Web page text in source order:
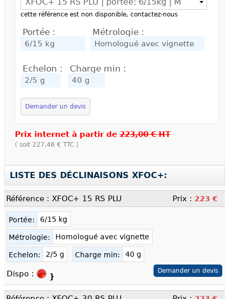
cette référence est non disponible, contactez-nous
Portée : Métrologie :
Echelon : Charge min :
Demander un devis
Prix internet à partir de 223,00 € HT
( soit 227,46 € TTC )
LISTE DES DÉCLINAISONS XFOC+:
Référence : XFOC+ 15 RS PLU Prix : 223 €
Portée: 6/15 kg
Métrologie: Homologué avec vignette
Echelon: 2/5 g Charge min: 40 g
Dispo : }
Demander un devis